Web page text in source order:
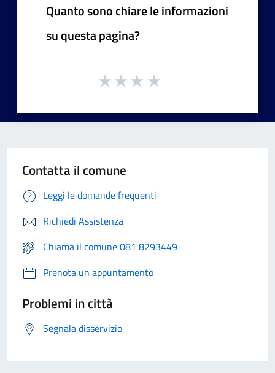
Quanto sono chiare le informazioni
su questa pagina?
Contatta il comune
Leggi le domande frequenti
Richiedi Assistenza
Chiama il comune 081 8293449
Prenota un appuntamento
Problemi in città
Segnala disservizio